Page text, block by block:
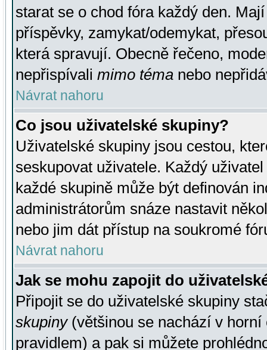
starat se o chod fóra každý den.
příspěvky, zamykat/odemykat,
která spravují. Obecně řečeno,
nepřispívali mimo téma nebo
Návrat nahoru
Co jsou uživatelské skupiny?
Uživatelské skupiny jsou cestou,
seskupovat uživatele. Každý
každé skupině může být definován
administrátorům snáze nastavit
nebo jim dát přístup na soukromé
Návrat nahoru
Jak se mohu zapojit do
Připojit se do uživatelské skupiny
skupiny(většinou se nachází v horní
pravidlem) a pak si můžete